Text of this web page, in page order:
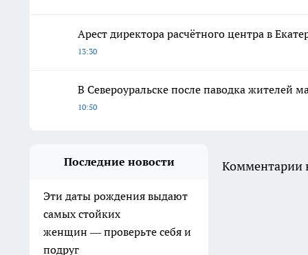
Арест директора расчётного центра в
13:30
В Североуральске после паводка жителей
10:50
Последние новости
Эти даты рождения выдают
самых стойких
женщин — проверьте себя и
подруг
Комментарии